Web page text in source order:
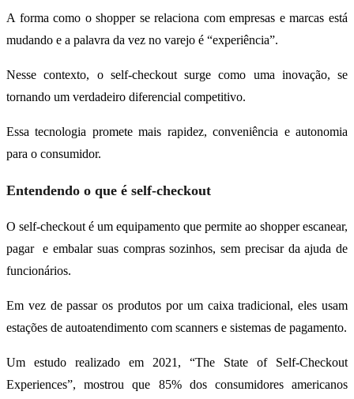
A forma como o shopper se relaciona com empresas e marcas está
mudando e a palavra da vez no varejo é “experiência”.
Nesse contexto, o self-checkout surge como uma inovação, se
tornando um verdadeiro diferencial competitivo.
Essa tecnologia promete mais rapidez, conveniência e autonomia
para o consumidor.
Entendendo o que é self-checkout
O self-checkout é um equipamento que permite ao shopper escanear,
pagar e embalar suas compras sozinhos, sem precisar da ajuda de
funcionários.
Em vez de passar os produtos por um caixa tradicional, eles usam
estações de autoatendimento com scanners e sistemas de pagamento.
Um estudo realizado em 2021, “The State of Self-Checkout
Experiences”, mostrou que 85% dos consumidores americanos